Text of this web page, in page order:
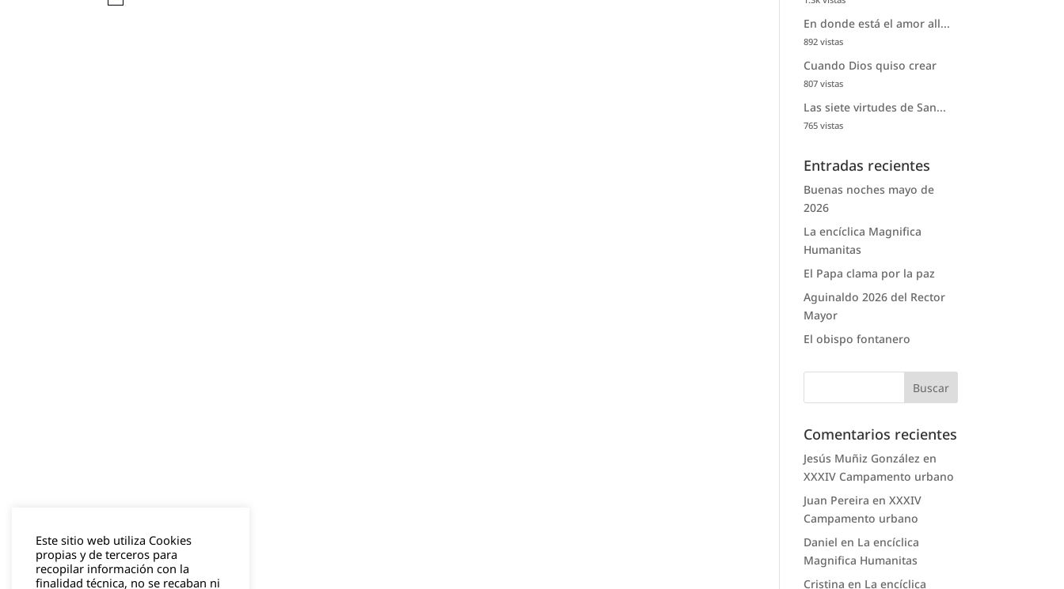
En donde está el amor all...
892 vistas
Cuando Dios quiso crear
807 vistas
Las siete virtudes de San...
765 vistas
Entradas recientes
Buenas noches mayo de
2026
La encíclica Magnifica
Humanitas
El Papa clama por la paz
Aguinaldo 2026 del Rector
Mayor
El obispo fontanero
Comentarios recientes
Jesús Muñiz González en
XXXIV Campamento urbano
Juan Pereira enXXXIV
Campamento urbano
Daniel en La encíclica
Magnifica Humanitas
Cristina en La encíclica
Este sitio web utiliza Cookies
propias y de terceros para
recopilar información con la
finalidad técnica, no se recaban ni